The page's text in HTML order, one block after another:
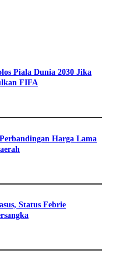
Piala Dunia 2030 Jika
FIFA
Harga Lama
Status Febrie